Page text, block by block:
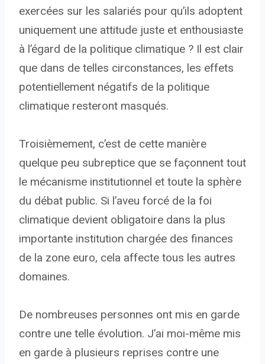
exercées sur les salariés pour qu’ils adoptent
uniquement une attitude juste et enthousiaste
à l’égard de la politique climatique ? Il est clair
que dans de telles circonstances, les effets
potentiellement négatifs de la politique
climatique resteront masqués.
Troisièmement, c’est de cette manière
quelque peu subreptice que se façonnent tout
le mécanisme institutionnel et toute la sphère
du débat public. Si l’aveu forcé de la foi
climatique devient obligatoire dans la plus
importante institution chargée des finances
de la zone euro, cela affecte tous les autres
domaines.
De nombreuses personnes ont mis en garde
contre une telle évolution. J’ai moi-même mis
en garde à plusieurs reprises contre une